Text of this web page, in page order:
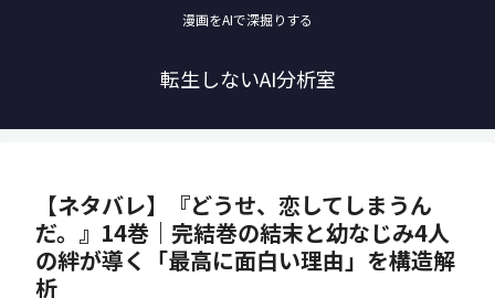
漫画をAIで深掘りする
転生しないAI分析室
【ネタバレ】『どうせ、恋してしまうん
だ。』14巻｜完結巻の結末と幼なじみ4人
の絆が導く「最高に面白い理由」を構造解
析